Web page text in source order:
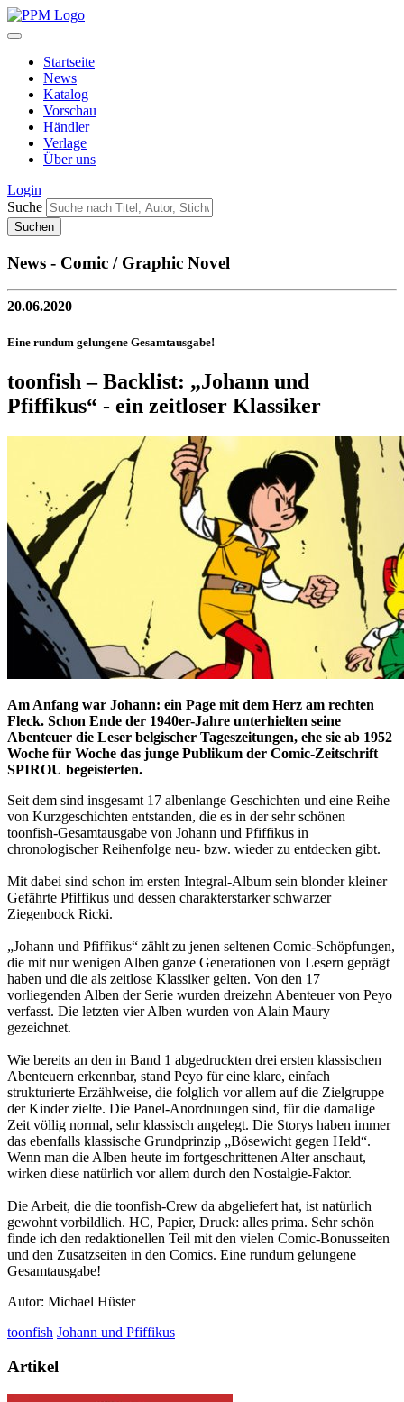
Startseite
News
Katalog
Vorschau
Händler
Verlage
Über uns
Login
Suche
News - Comic / Graphic Novel
20.06.2020
Eine rundum gelungene Gesamtausgabe!
toonfish – Backlist: „Johann und
Pfiffikus“ - ein zeitloser Klassiker
Am Anfang war Johann: ein Page mit dem Herz am rechten
Fleck. Schon Ende der 1940er-Jahre unterhielten seine
Abenteuer die Leser belgischer Tageszeitungen, ehe sie ab 1952
Woche für Woche das junge Publikum der Comic-Zeitschrift
SPIROU begeisterten.
Seit dem sind insgesamt 17 albenlange Geschichten und eine Reihe
von Kurzgeschichten entstanden, die es in der sehr schönen
toonfish-Gesamtausgabe von Johann und Pfiffikus in
chronologischer Reihenfolge neu- bzw. wieder zu entdecken gibt.
Mit dabei sind schon im ersten Integral-Album sein blonder kleiner
Gefährte Pfiffikus und dessen charakterstarker schwarzer
Ziegenbock Ricki.
„Johann und Pfiffikus“ zählt zu jenen seltenen Comic-Schöpfungen,
die mit nur wenigen Alben ganze Generationen von Lesern geprägt
haben und die als zeitlose Klassiker gelten. Von den 17
vorliegenden Alben der Serie wurden dreizehn Abenteuer von Peyo
verfasst. Die letzten vier Alben wurden von Alain Maury
gezeichnet.
Wie bereits an den in Band 1 abgedruckten drei ersten klassischen
Abenteuern erkennbar, stand Peyo für eine klare, einfach
strukturierte Erzählweise, die folglich vor allem auf die Zielgruppe
der Kinder zielte. Die Panel-Anordnungen sind, für die damalige
Zeit völlig normal, sehr klassisch angelegt. Die Storys haben immer
das ebenfalls klassische Grundprinzip „Bösewicht gegen Held“.
Wenn man die Alben heute im fortgeschrittenen Alter anschaut,
wirken diese natürlich vor allem durch den Nostalgie-Faktor.
Die Arbeit, die die toonfish-Crew da abgeliefert hat, ist natürlich
gewohnt vorbildlich. HC, Papier, Druck: alles prima. Sehr schön
finde ich den redaktionellen Teil mit den vielen Comic-Bonusseiten
und den Zusatzseiten in den Comics. Eine rundum gelungene
Gesamtausgabe!
Autor: Michael Hüster
toonfish Johann und Pfiffikus
Artikel